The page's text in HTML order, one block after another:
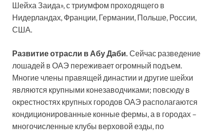
Шейха Заида», с триумфом проходящего в
Нидерландах, Франции, Германии, Польше, России,
США.
Развитие отрасли в Абу Даби. Сейчас разведение
лошадей в ОАЭ переживает огромный подъем.
Многие члены правящей династии и другие шейхи
являются крупными конезаводчиками; повсюду в
окрестностях крупных городов ОАЭ располагаются
кондиционированные конные фермы, а в городах –
многочисленные клубы верховой езды, по